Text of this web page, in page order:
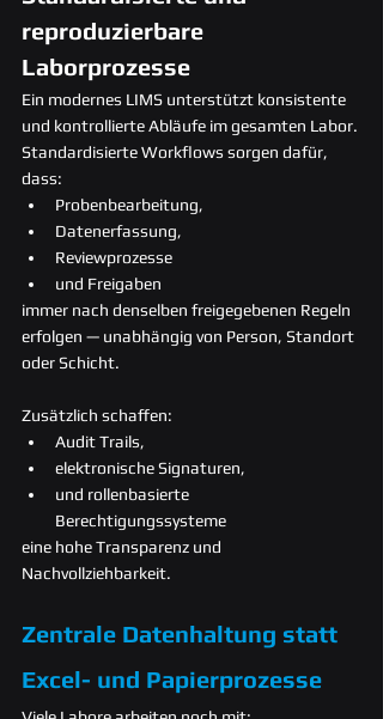
reproduzierbare
Laborprozesse
Ein modernes LIMS unterstützt konsistente
und kontrollierte Abläufe im gesamten Labor.
Standardisierte Workflows sorgen dafür,
dass:
Probenbearbeitung,
Datenerfassung,
Reviewprozesse
und Freigaben
immer nach denselben freigegebenen Regeln
erfolgen — unabhängig von Person, Standort
oder Schicht.
Zusätzlich schaffen:
Audit Trails,
elektronische Signaturen,
und rollenbasierte
Berechtigungssysteme
eine hohe Transparenz und
Nachvollziehbarkeit.
Zentrale Datenhaltung statt
Excel- und Papierprozesse